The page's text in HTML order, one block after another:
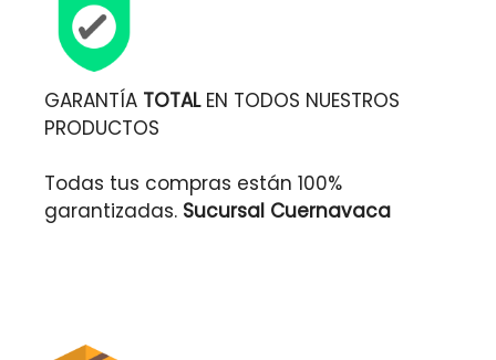
GARANTÍA TOTALEN TODOS NUESTROS
PRODUCTOS
Todas tus compras están 100%
garantizadas. Sucursal Cuernavaca